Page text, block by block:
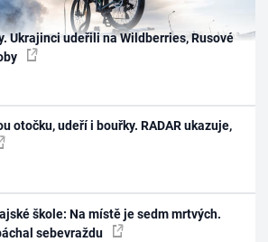
Ukrajinci udeřili na Wildberries, Rusové
otočku, udeří i bouřky. RADAR ukazuje,
škole: Na místě je sedm mrtvých.
sebevraždu